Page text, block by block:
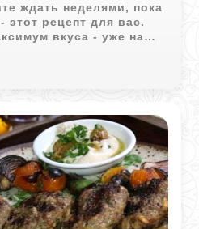
ждать неделями, пока
этот рецепт для вас.
вкуса - уже на
наслаждаться
огурцами,
к мясу, картошке